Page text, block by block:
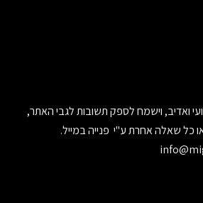
ואדיב, וישמח לספק תשובות לגבי האתר,
כל שאלה אחרת ע"י פנייה במייל.